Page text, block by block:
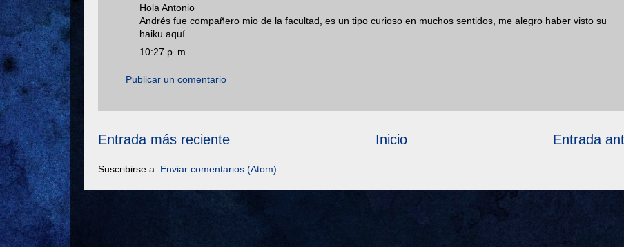
Hola Antonio
Andrés fue compañero mio de la facultad, es un tipo curioso en muchos sentidos, me alegro haber visto su
haiku aquí
10:27 p. m.
Publicar un comentario
Entrada más reciente Entrada
Inicio
Suscribirse a: Enviar comentarios (Atom)